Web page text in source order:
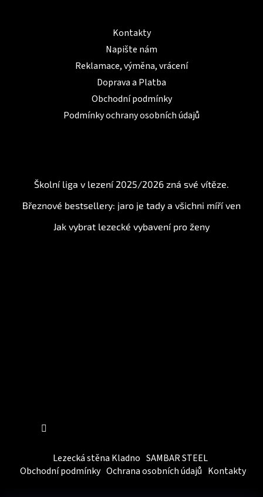
Kontakty
Napište nám
Reklamace, výměna, vrácení
Doprava a Platba
Obchodní podmínky
Podmínky ochrany osobních údajů
Školní liga v lezení 2025/2026 zná své vítěze.
Březnové bestsellery: jaro je tady a všichni míří ven
Jak vybrat lezecké vybavení pro ženy
Lezecká stěna Kladno SAMBAR STEEL
Obchodní podmínky Ochrana osobních údajů Kontakty